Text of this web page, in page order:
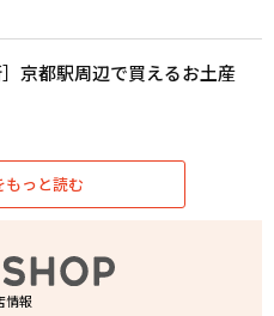
］京都駅周辺で買えるお土産
もっと読む
情報